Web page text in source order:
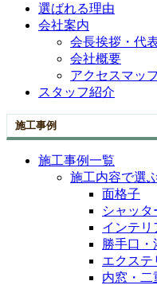
選ばれる理由
会社案内
会長挨拶・代
会社概要
アクセスマッ
スタッフ紹介
施工事例
施工事例一覧
施工内容で選
面格子
シャッタ
インテリ
勝手口・
エクステ
内窓・二